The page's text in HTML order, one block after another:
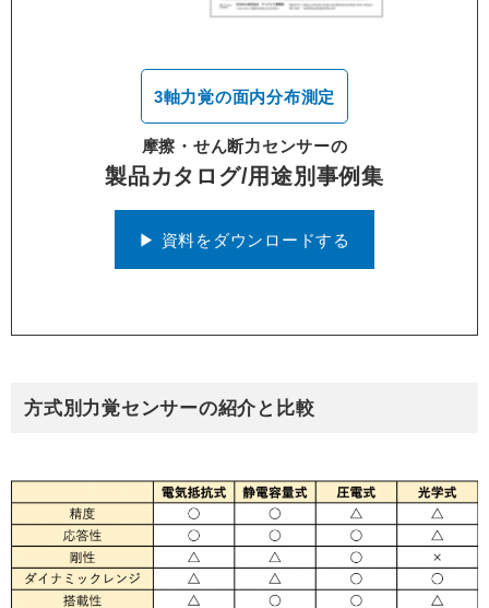
3軸力覚の面内分布測定
摩擦・せん断力センサーの
製品カタログ/用途別事例集
▶︎ 資料をダウンロードする
方式別力覚センサーの紹介と比較